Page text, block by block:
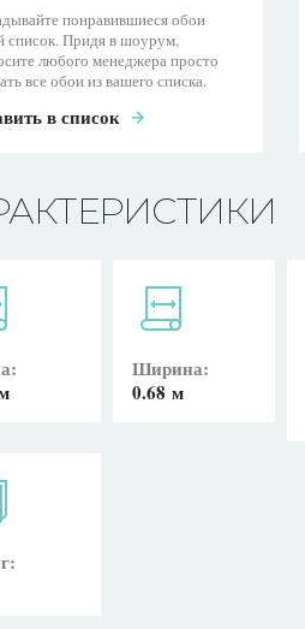
понравившиеся обои
список. Придя в шоурум,
любого менеджера просто
все обои из вашего списка.
в список
Ширина:
0.68 м